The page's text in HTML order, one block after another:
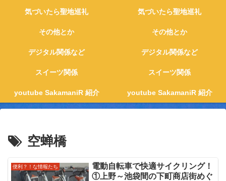
気づいたら聖地巡礼 気づいたら聖地巡礼
その他とか その他とか
デジタル関係など デジタル関係など
スイーツ関係 スイーツ関係
youtube SakamaniR 紹介 youtube SakamaniR 紹介
空蝉橋
便利？！な情報たち
電動自転車で快適サイクリング！
①上野～池袋間の下町商店街めぐ